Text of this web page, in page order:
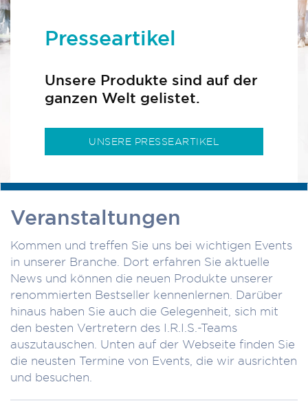
Presseartikel
Unsere Produkte sind auf der
ganzen Welt gelistet.
UNSERE PRESSEARTIKEL
Veranstaltungen
Kommen und treffen Sie uns bei wichtigen Events
in unserer Branche. Dort erfahren Sie aktuelle
News und können die neuen Produkte unserer
renommierten Bestseller kennenlernen. Darüber
hinaus haben Sie auch die Gelegenheit, sich mit
den besten Vertretern des I.R.I.S.-Teams
auszutauschen. Unten auf der Webseite finden Sie
die neusten Termine von Events, die wir ausrichten
und besuchen.